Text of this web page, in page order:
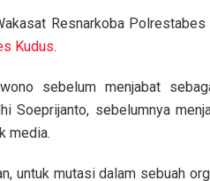
Resnarkoba Polrestabes
Kudus.
sebelum menjabat
Soeprijanto, sebelumnya
media.
untuk mutasi dalam sebuah